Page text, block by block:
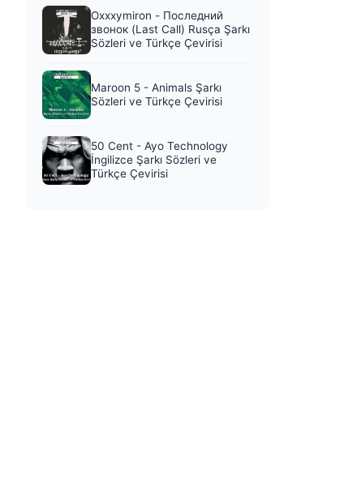
Oxxxymiron - Последний
звонок (Last Call) Rusça Şarkı
Sözleri ve Türkçe Çevirisi
Maroon 5 - Animals Şarkı
Sözleri ve Türkçe Çevirisi
50 Cent - Ayo Technology
İngilizce Şarkı Sözleri ve
Türkçe Çevirisi